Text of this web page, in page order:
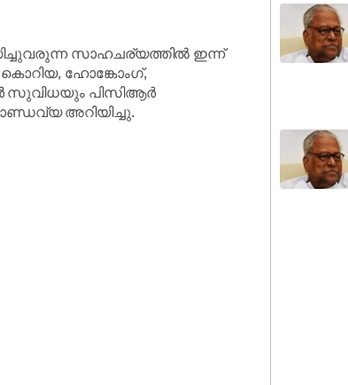
സാഹചര്യത്തിൽ ഇന്ന്
ഹോങ്കോംഗ്,
സുവിധയും പിസിആർ
അറിയിച്ചു.